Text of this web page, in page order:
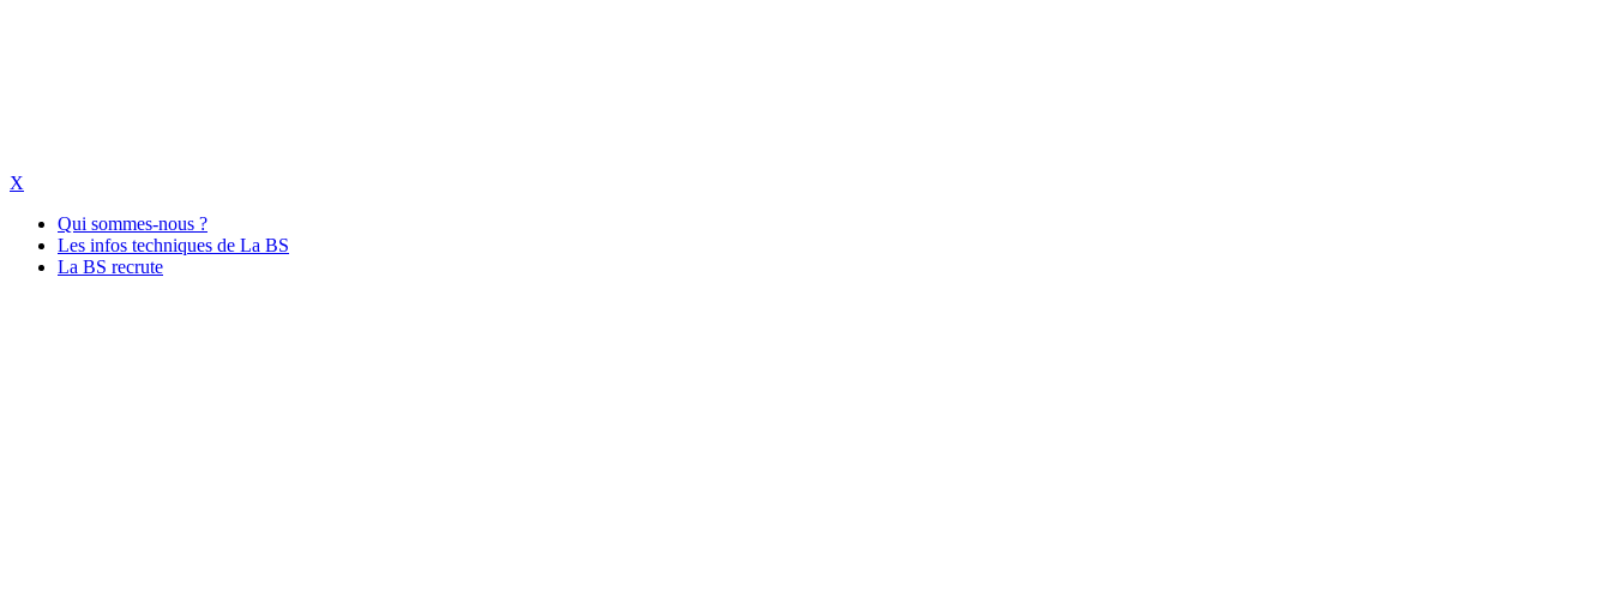
X
Qui sommes-nous ?
Les infos techniques de La BS
La BS recrute